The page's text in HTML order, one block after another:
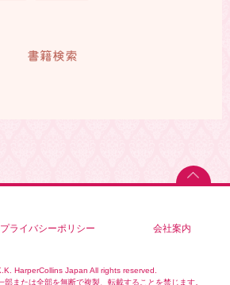
書籍検索
プライバシーポリシー 会社案内
HarperCollins Japan All rights reserved.
部または全部を無断で複製、転載することを禁じます。